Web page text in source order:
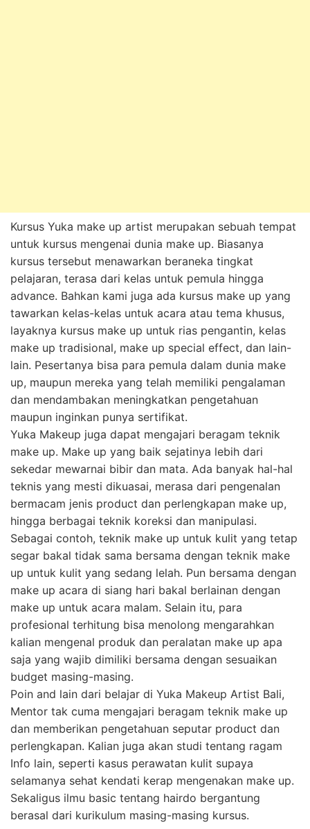
Kursus Yuka make up artist merupakan sebuah tempat
untuk kursus mengenai dunia make up. Biasanya
kursus tersebut menawarkan beraneka tingkat
pelajaran, terasa dari kelas untuk pemula hingga
advance. Bahkan kami juga ada kursus make up yang
tawarkan kelas-kelas untuk acara atau tema khusus,
layaknya kursus make up untuk rias pengantin, kelas
make up tradisional, make up special effect, dan lain-
lain. Pesertanya bisa para pemula dalam dunia make
up, maupun mereka yang telah memiliki pengalaman
dan mendambakan meningkatkan pengetahuan
maupun inginkan punya sertifikat.
Yuka Makeup juga dapat mengajari beragam teknik
make up. Make up yang baik sejatinya lebih dari
sekedar mewarnai bibir dan mata. Ada banyak hal-hal
teknis yang mesti dikuasai, merasa dari pengenalan
bermacam jenis product dan perlengkapan make up,
hingga berbagai teknik koreksi dan manipulasi.
Sebagai contoh, teknik make up untuk kulit yang tetap
segar bakal tidak sama bersama dengan teknik make
up untuk kulit yang sedang lelah. Pun bersama dengan
make up acara di siang hari bakal berlainan dengan
make up untuk acara malam. Selain itu, para
profesional terhitung bisa menolong mengarahkan
kalian mengenal produk dan peralatan make up apa
saja yang wajib dimiliki bersama dengan sesuaikan
budget masing-masing.
Poin and lain dari belajar di Yuka Makeup Artist Bali,
Mentor tak cuma mengajari beragam teknik make up
dan memberikan pengetahuan seputar product dan
perlengkapan. Kalian juga akan studi tentang ragam
Info lain, seperti kasus perawatan kulit supaya
selamanya sehat kendati kerap mengenakan make up.
Sekaligus ilmu basic tentang hairdo bergantung
berasal dari kurikulum masing-masing kursus.